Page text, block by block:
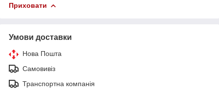
Приховати
Умови доставки
Нова Пошта
Самовивіз
Транспортна компанія